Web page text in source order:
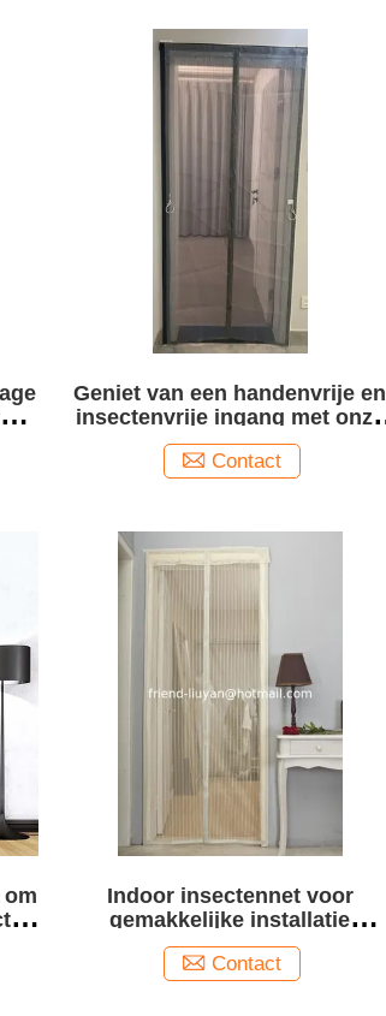
Geniet van een handenvrije en
insectenvrije ingang met onze
magnetische gaasdeuren
Contact
Indoor insectennet voor
gemakkelijke installatie
muggennet scherm deur deur
gordijn met magneten
Contact